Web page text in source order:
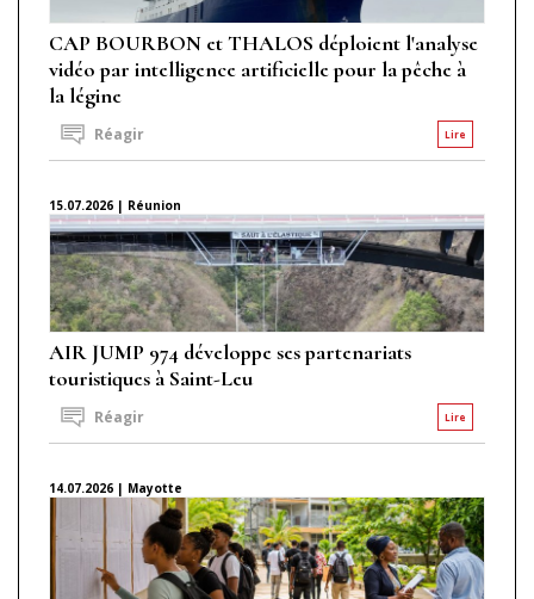
CAP BOURBON et THALOS déploient l'analyse
vidéo par intelligence artificielle pour la pêche à
la légine
Lire
Réagir
15.07.2026 | Réunion
AIR JUMP 974 développe ses partenariats
touristiques à Saint-Leu
Lire
Réagir
14.07.2026 | Mayotte